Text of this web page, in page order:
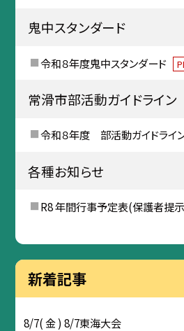
鬼中スタンダード
令和８年度鬼中スタンダード
常滑市部活動ガイドライン
令和８年度 部活動ガイドライ
各種お知らせ
R8 年間行事予定表(保護者提
新着記事
8/7( 金 ) 8/7東海大会